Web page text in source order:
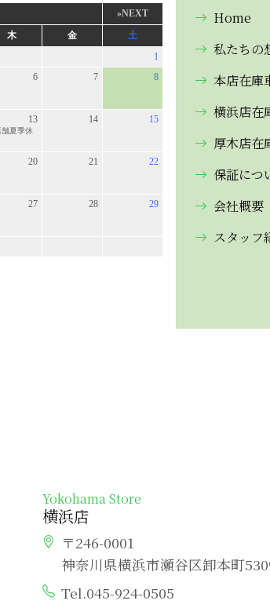
Home
私たちの
本店在庫
横浜店在
厚木店在
保証につ
会社概要
スタッフ
Yokohama Store
横浜店
〒246-0001
神奈川県横浜市瀬谷区卸本町
Tel.045-924-0505